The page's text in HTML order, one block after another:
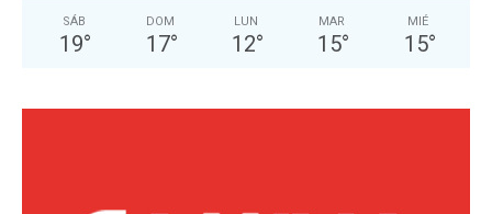
SÁB
19°
DOM
17°
LUN
12°
MAR
15°
MIÉ
15°